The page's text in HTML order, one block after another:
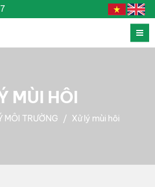
MÙI HÔI
MÔI TRƯỜNG Xử lý mùi hôi